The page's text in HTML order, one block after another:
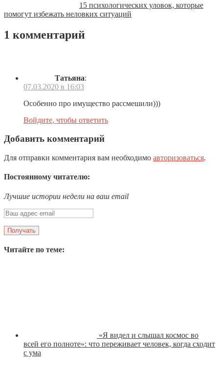
15 психологических уловок, которые
помогут избежать неловких ситуаций
1 комментарий
Татьяна:
07.03.2020 в 16:03
Особенно про имущество рассмешили)))
Войдите, чтобы ответить
Добавить комментарий
Для отправки комментария вам необходимо авторизоваться.
Постоянному читателю:
Лучшие истории недели на ваш email
Читайте по теме:
«Я видел и слышал космос во
всей его полноте»: что переживает человек, когда сходит
с ума